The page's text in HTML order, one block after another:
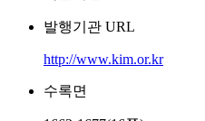
발행기관 URL
http://www.kim.or.kr
수록면